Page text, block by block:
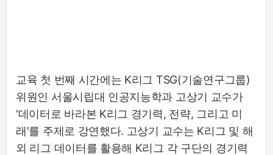
교육 첫 번째 시간에는 K리그 TSG(기술연구그룹)
위원인 서울시립대 인공지능학과 고상기 교수가
'데이터로 바라본 K리그 경기력, 전략, 그리고 미
래'를 주제로 강연했다. 고상기 교수는 K리그 및 해
외 리그 데이터를 활용해 K리그 각 구단의 경기력